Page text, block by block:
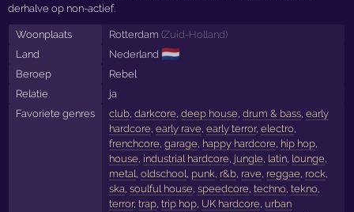
derhalve op non-actief.
Woonplaats Rotterdam (Zuid-Holland)
Land
Nederland 🇳🇱
Beroep
Rebel
Relatie
ja
Favoriete genres
club, darkcore, deep house, drum & bass, early
hardcore, early rave, early terror, electro,
frenchcore, garage, happy hardcore, hip hop,
house, industrial hardcore, jungle, latin, lounge,
metal, oldschool, punk, r&b, rave, reggae, rock,
ska, soulful house, speedcore, techno, tekno,
terror, trap, trip hop, UK hardcore, urban